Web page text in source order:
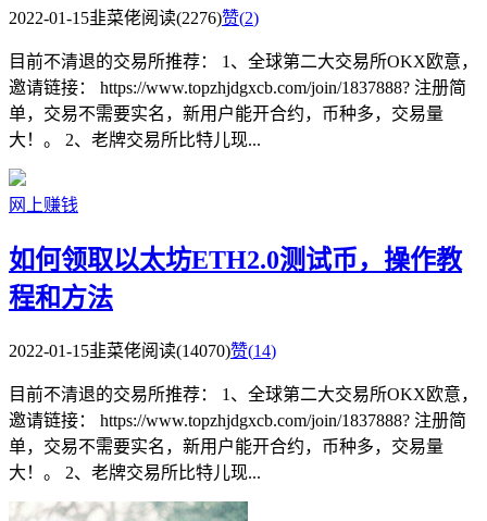
2022-01-15韭菜佬阅读(2276)赞(2)
目前不清退的交易所推荐： 1、全球第二大交易所OKX欧意，
邀请链接： https://www.topzhjdgxcb.com/join/1837888? 注册简
单，交易不需要实名，新用户能开合约，币种多，交易量
大！。 2、老牌交易所比特儿现...
网上赚钱
如何领取以太坊ETH2.0测试币，操作教
程和方法
2022-01-15韭菜佬阅读(14070)赞(14)
目前不清退的交易所推荐： 1、全球第二大交易所OKX欧意，
邀请链接： https://www.topzhjdgxcb.com/join/1837888? 注册简
单，交易不需要实名，新用户能开合约，币种多，交易量
大！。 2、老牌交易所比特儿现...